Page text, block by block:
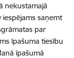
nekustamajā
saņemt
par
īpašuma tiesību
īpašumā